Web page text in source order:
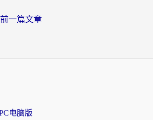
前一篇文章
电脑版